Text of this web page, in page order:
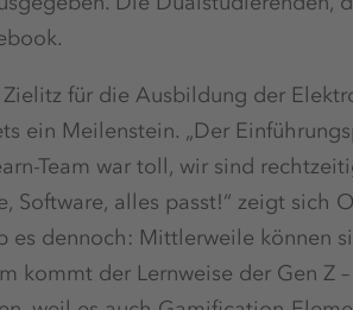
für die Ausbildung der
ein Meilenstein. „Der
Team war toll, wir sind
Software, alles passt!“ zeigt sich
dennoch: Mittlerweile können
kommt der Lernweise der Gen Z